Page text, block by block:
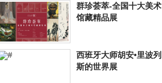
群珍荟萃-全国十大美术
馆藏精品展
西班牙大师胡安•里波列
斯的世界展